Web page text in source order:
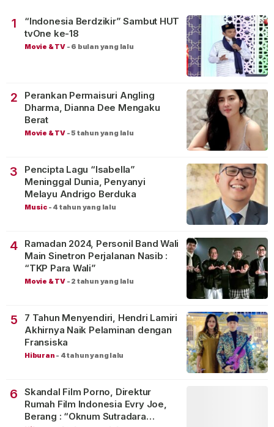
1
“Indonesia Berdzikir” Sambut HUT
tvOne ke-18
Movie & TV - 6 bulan yang lalu
2
Perankan Permaisuri Angling
Dharma, Dianna Dee Mengaku
Berat
Movie & TV -5 tahun yang lalu
3
Pencipta Lagu “Isabella”
Meninggal Dunia, Penyanyi
Melayu Andrigo Berduka
Music - 4 tahun yang lalu
4
Ramadan 2024, Personil Band Wali
Main Sinetron Perjalanan Nasib :
“TKP Para Wali”
Movie & TV - 2 tahun yang lalu
5
7 Tahun Menyendiri, Hendri Lamiri
Akhirnya Naik Pelaminan dengan
Fransiska
Hiburan - 4 tahun yang lalu
6
Skandal Film Porno, Direktur
Rumah Film Indonesia Evry Joe,
Berang : “Oknum Sutradara